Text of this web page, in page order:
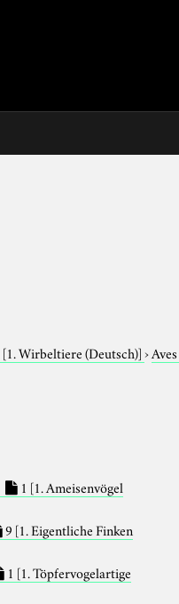
[1. Wirbeltiere (Deutsch)]›Aves
1 [1. Ameisenvögel
9 [1. Eigentliche Finken
1 [1. Töpfervogelartige